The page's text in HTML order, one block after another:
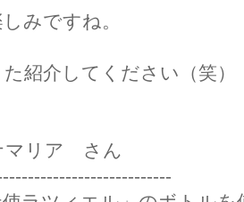
みですね。
紹介してください（笑）
マリア さん